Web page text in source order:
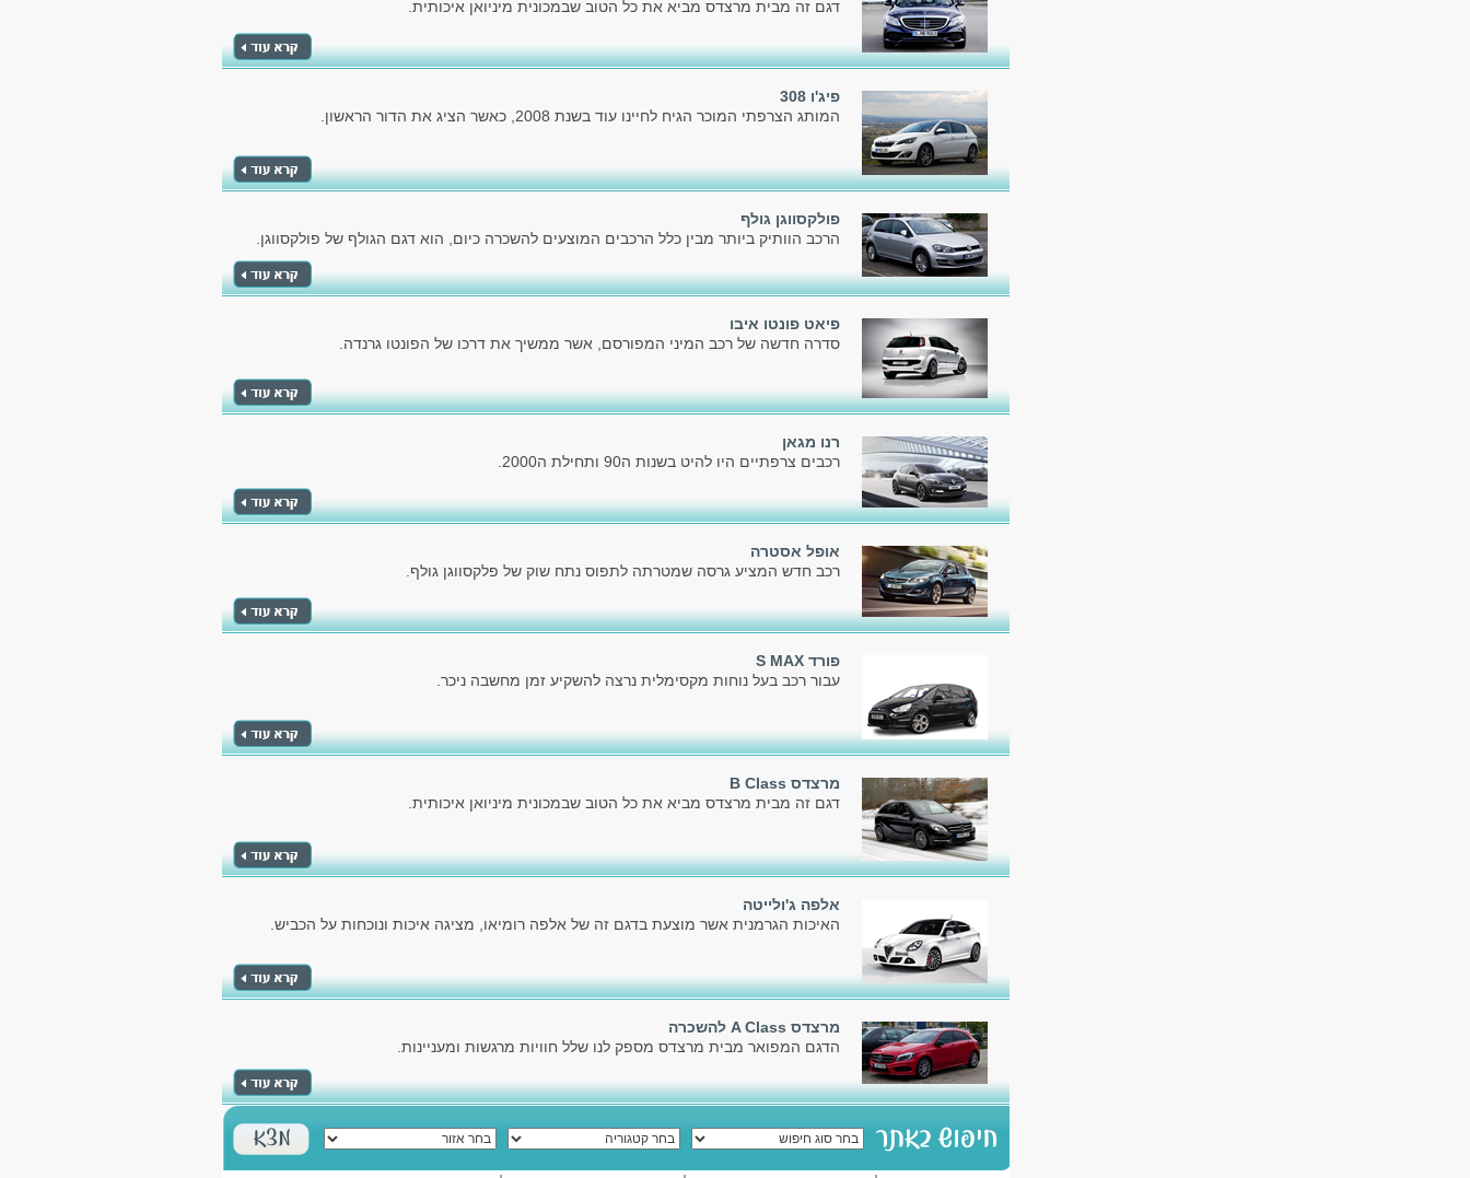
דגם זה מבית מרצדס מביא את כל הטוב שבמכונית מיניואן איכותית.
פיג'ו 308
המותג הצרפתי המוכר הגיח לחיינו עוד בשנת 2008, כאשר הציג את הדור הראשון.
פולקסווגן גולף
הרכב הוותיק ביותר מבין כלל הרכבים המוצעים להשכרה כיום, הוא דגם הגולף של פולקסווגן.
פיאט פונטו איבו
סדרה חדשה של רכב המיני המפורסם, אשר ממשיך את דרכו של הפונטו גרנדה.
רנו מגאן
רכבים צרפתיים היו להיט בשנות ה90 ותחילת ה2000.
אופל אסטרה
רכב חדש המציע גרסה שמטרתה לתפוס נתח שוק של פלקסווגן גולף.
פורד S MAX
עבור רכב בעל נוחות מקסימלית נרצה להשקיע זמן מחשבה ניכר.
מרצדס B Class
דגם זה מבית מרצדס מביא את כל הטוב שבמכונית מיניואן איכותית.
אלפה ג'ולייטה
האיכות הגרמנית אשר מוצעת בדגם זה של אלפה רומיאו, מציגה איכות ונוכחות על הכביש.
מרצדס A Class להשכרה
הדגם המפואר מבית מרצדס מספק לנו שלל חוויות מרגשות ומעניינות.